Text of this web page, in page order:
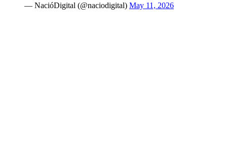
— NacióDigital (@naciodigital) May 11, 2026